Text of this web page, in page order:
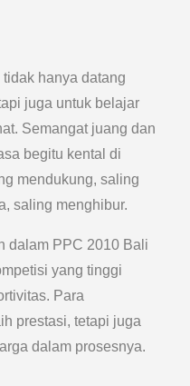
hanya datang
juga untuk belajar
Semangat juang dan
begitu kental di
mendukung, saling
saling menghibur.
dalam PPC 2010 Bali
yang tinggi
Para
prestasi, tetapi juga
dalam prosesnya.